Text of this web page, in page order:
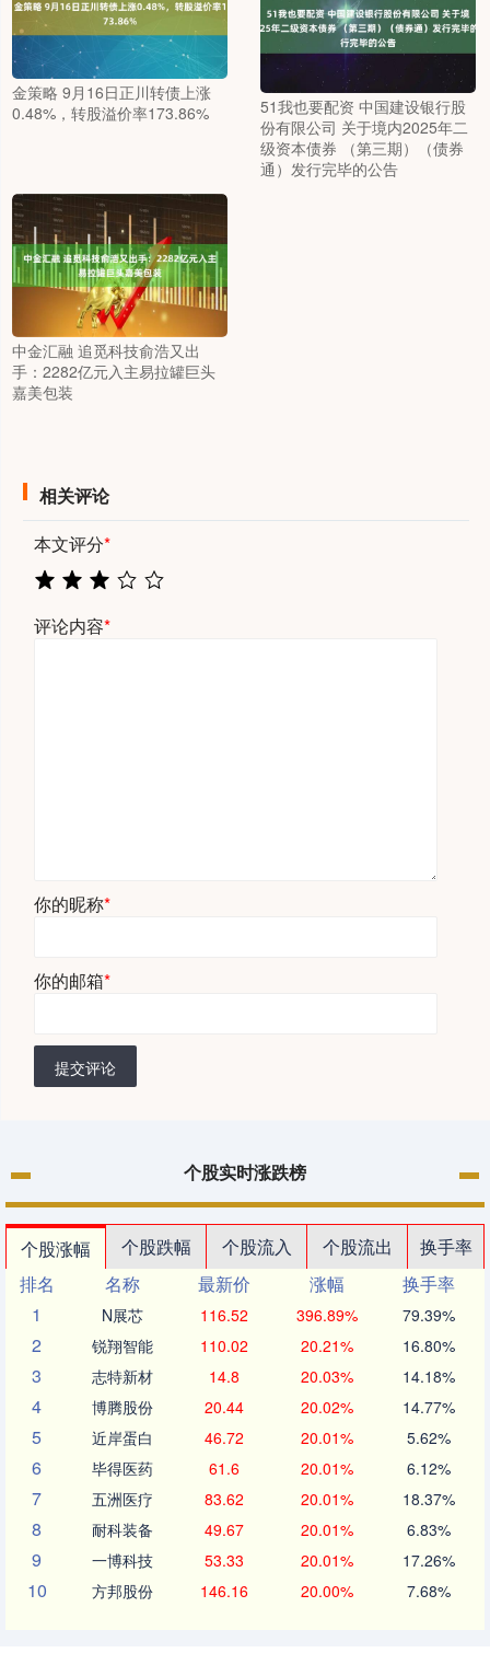
金策略 9月16日正川转债上涨
0.48%，转股溢价率173.86%
51我也要配资 中国建设银行股
份有限公司 关于境内2025年二
级资本债券 （第三期）（债券
通）发行完毕的公告
中金汇融 追觅科技俞浩又出
手：2282亿元入主易拉罐巨头
嘉美包装
相关评论
本文评分*
评论内容*
你的昵称*
你的邮箱*
提交评论
个股实时涨跌榜
个股涨幅 个股跌幅 个股流入 个股流出
换手率
排名
名称 最新价 涨幅
换手率
1
N展芯 116.52 396.89% 79.39%
2 锐翔智能 110.02 20.21% 16.80%
3 志特新材 14.8 20.03% 14.18%
4 博腾股份 20.44 20.02% 14.77%
5 近岸蛋白 46.72 20.01% 5.62%
6 毕得医药 61.6 20.01% 6.12%
7 五洲医疗 83.62 20.01% 18.37%
8 耐科装备 49.67 20.01% 6.83%
9 一博科技 53.33 20.01% 17.26%
10 方邦股份 146.16 20.00% 7.68%